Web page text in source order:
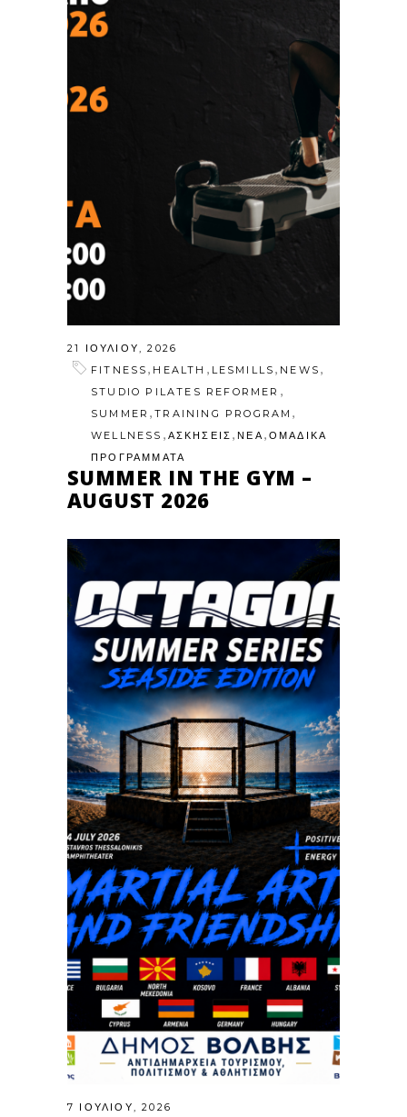
21 ΙΟΥΛΊΟΥ, 2026
FITNESS , HEALTH , LESMILLS , NEWS ,
STUDIO PILATES REFORMER ,
SUMMER ,TRAINING PROGRAM ,
WELLNESS , ΑΣΚΗΣΕΙΣ ,ΝΕΑ , ΟΜΑΔΙΚΑ
ΠΡΟΓΡΑΜΜΑΤΑ
SUMMER IN THE GYM –
AUGUST 2026
7 ΙΟΥΛΊΟΥ, 2026